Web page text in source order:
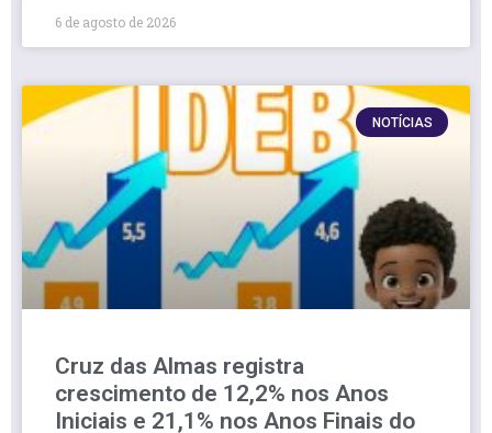
6 de agosto de 2026
NOTÍCIAS
Cruz das Almas registra
crescimento de 12,2% nos Anos
Iniciais e 21,1% nos Anos Finais do